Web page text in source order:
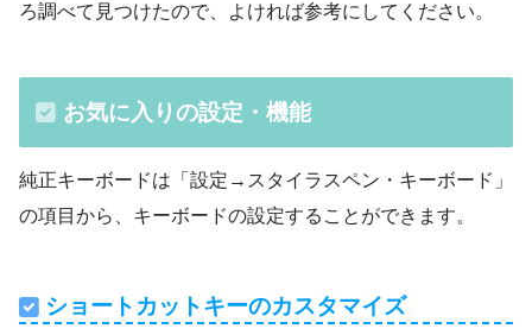
ろ調べて見つけたので、よければ参考にしてください。
お気に入りの設定・機能
純正キーボードは「設定→スタイラスペン・キーボード」
の項目から、キーボードの設定することができます。
ショートカットキーのカスタマイズ